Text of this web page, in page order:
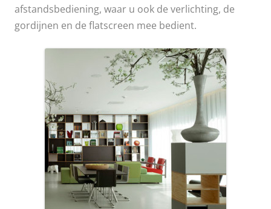
afstandsbediening, waar u ook de verlichting, de
gordijnen en de flatscreen mee bedient.